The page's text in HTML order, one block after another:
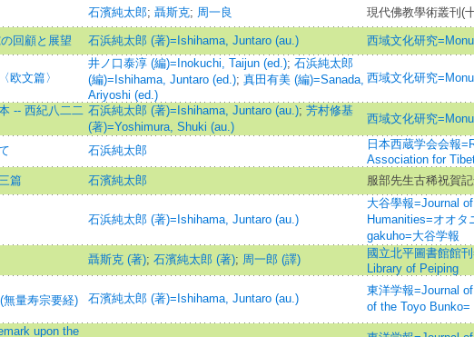
石濱純太郎; 聶斯克; 周一良 現代佛教學術叢刊(
回顧と展望 石浜純太郎 (著)=Ishihama, Juntaro (au.) 西域文化研究
欧文篇〉
井ノ口泰淳 (編)=Inokuchi, Taijun (ed.); 石浜純太郎
(編)=Ishihama, Juntaro (ed.); 真田有美 (編)=Sanada,
Ariyoshi (ed.)
西域文化研究
-- 西紀八二二 石浜純太郎 (著)=Ishihama, Juntaro (au.); 芳村修基
(著)=Yoshimura, Shuki (au.)
西域文化研究
石浜純太郎
日本西蔵学会会報
Association for
篇 石濱純太郎 服部先生古稀祝賀
石浜純太郎 (著)=Ishihama, Juntaro (au.)
大谷學報=Journal
Humanities=オオタ
gakuho=大谷学報
聶斯克 (著); 石濱純太郎 (著); 周一郎 (譯)
國立北平圖書館館
Library of Peiping
量寿宗要経)
石濱純太郎 (著)=Ishihama, Juntaro (au.)
東洋学報=Journal
of the Toyo Bunko=
upon the